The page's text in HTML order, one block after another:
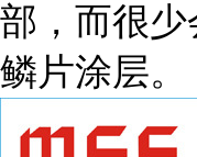
部，而很
鳞片涂层。